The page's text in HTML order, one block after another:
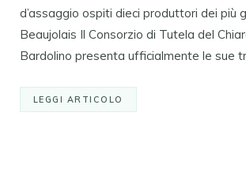
d’assaggio ospiti dieci produttori dei più
Beaujolais Il Consorzio di Tutela del
Bardolino presenta ufficialmente le sue
LEGGI ARTICOLO